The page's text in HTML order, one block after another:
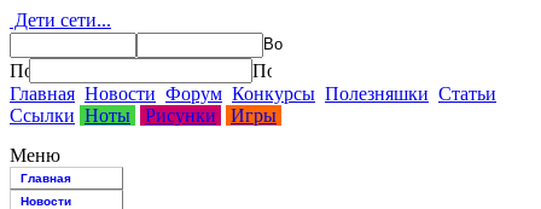
Дети сети...
Главная Новости Форум Конкурсы Полезняшки Статьи
Ссылки Ноты Рисунки
Игры
Меню
Главная
Новости